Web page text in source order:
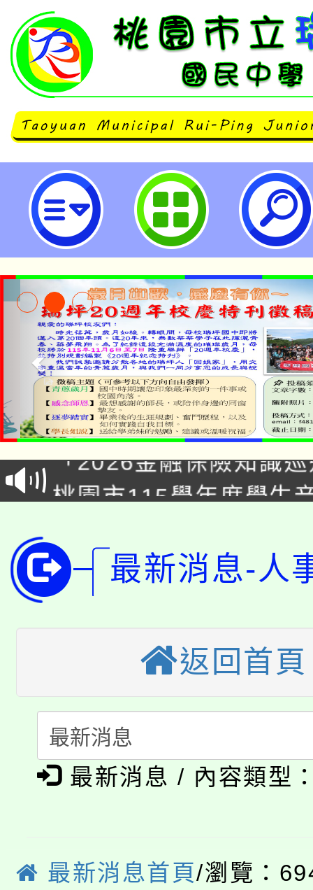
有關行政院人事行政總處（以下簡
正「公教人員生育補助常見問答集
處全球資訊網-桃園市立瑞坪國民中
公告本校115學年度第
代理(課)教師甄選結果(
車」活動
桃園市115學年度學生
代理(課)教師甄選結果(
公告本校115學年度第
代理(課)教師甄選結果(
轉知中國文化大學推廣
《TA101》溝通分析基
程，歡迎學生輔導中心
心理、諮商輔導、社會
系所師生報名參加。
轉知苗栗縣政府辦理
縣市「校園短影音徵
門員」簡章及活動海報
踴躍報名參加。
桃園市115學年度學生
要點
「桃園市補助參觀特色
展演活動實施計畫」
115年度「教育部表揚
義教育推展貢獻獎」
公告本校115學年度第
生本土語及新住民語歌
公告本校115學年度第
最新消息-人
返回首頁
最新消息 / 內容類型
最新消息首頁/瀏覽：